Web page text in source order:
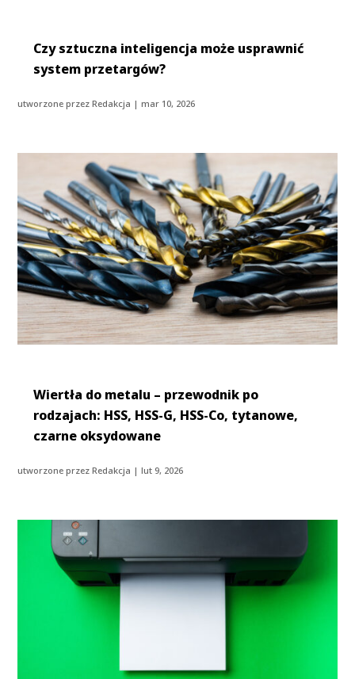
Czy sztuczna inteligencja może usprawnić
system przetargów?
utworzone przezRedakcja |mar 10, 2026
Wiertła do metalu – przewodnik po
rodzajach: HSS, HSS-G, HSS-Co, tytanowe,
czarne oksydowane
utworzone przezRedakcja |lut 9, 2026